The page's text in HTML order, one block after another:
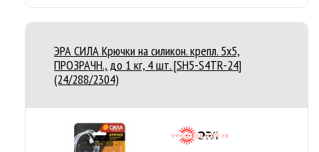
ЭРА СИЛА Крючки на силикон. крепл. 5х5,
ПРОЗРАЧН., до 1 кг, 4 шт. [SH5-S4TR-24]
(24/288/2304)